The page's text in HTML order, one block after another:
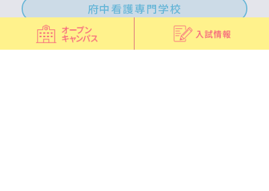
府中看護専門学校
北多摩看護専門学校